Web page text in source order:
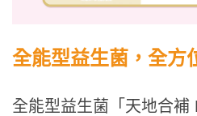
全能型益生菌，全方
全能型益生菌「天地合補